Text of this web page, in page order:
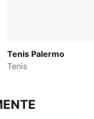
Tenis Palermo
Tenis